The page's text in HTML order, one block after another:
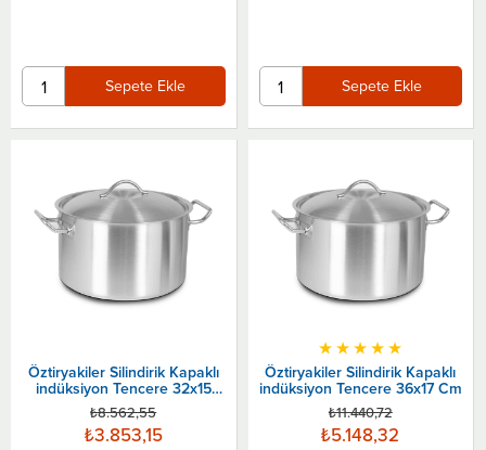
Sepete Ekle Sepete Ekle
Öztiryakiler Silindirik Kapaklı
indüksiyon Tencere 32x15
Cm
₺3.853,15
₺8.562,55
Öztiryakiler Silindirik Kapaklı
indüksiyon Tencere 36x17 Cm
★★★★★
₺5.148,32
₺11.440,72